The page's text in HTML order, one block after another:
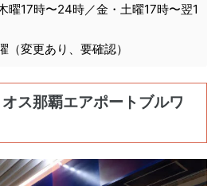
曜17時〜24時／金・土曜17時〜翌1
（変更あり、要確認）
ス那覇エアポートブルワ